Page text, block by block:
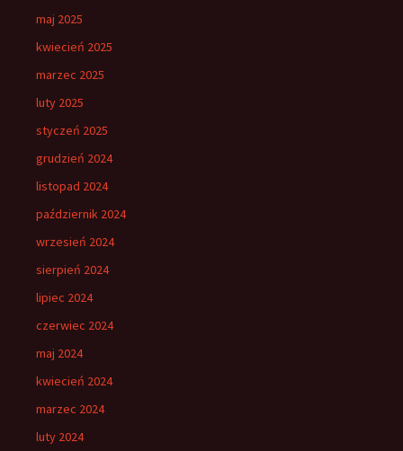
maj 2025
kwiecień 2025
marzec 2025
luty 2025
styczeń 2025
grudzień 2024
listopad 2024
październik 2024
wrzesień 2024
sierpień 2024
lipiec 2024
czerwiec 2024
maj 2024
kwiecień 2024
marzec 2024
luty 2024